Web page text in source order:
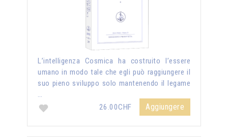
L’intelligenza Cosmica ha costruito l’essere
umano in modo tale che egli può raggiungere il
suo pieno sviluppo solo mantenendo il legame
…
26.00CHF
Aggiungere